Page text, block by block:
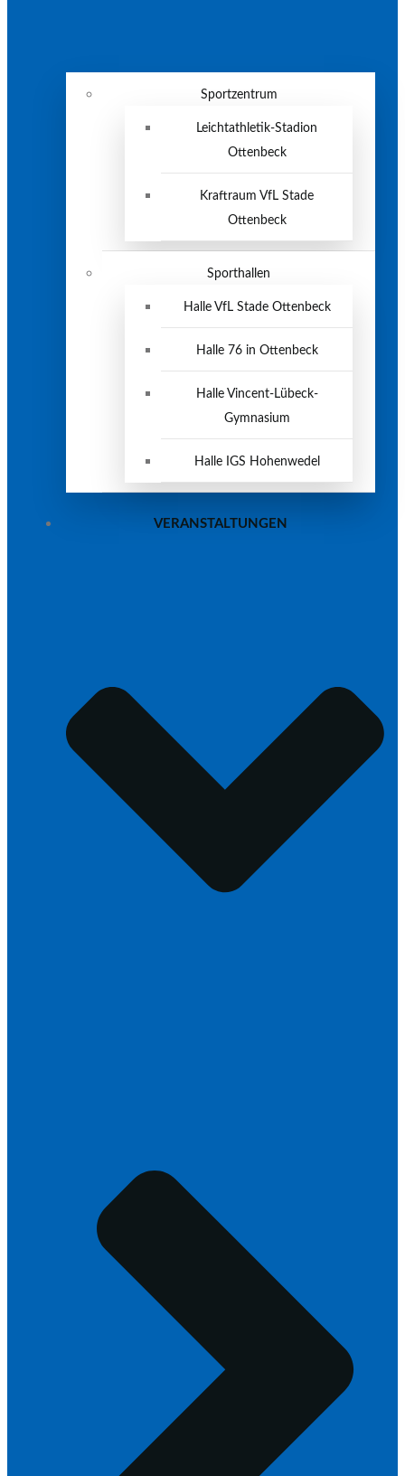
Sportzentrum
Leichtathletik-Stadion
Ottenbeck
Kraftraum VfL Stade
Ottenbeck
Sporthallen
Halle VfL Stade Ottenbeck
Halle 76 in Ottenbeck
Halle Vincent-Lübeck-
Gymnasium
Halle IGS Hohenwedel
VERANSTALTUNGEN